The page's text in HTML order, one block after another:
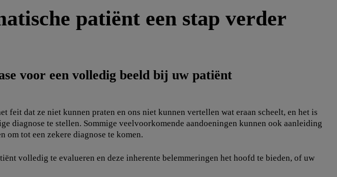
patiënt een stap verder
voor een volledig beeld bij uw patiënt
dat ze niet kunnen praten en ons niet kunnen vertellen wat eraan scheelt, en het is
diagnose te stellen. Sommige veelvoorkomende aandoeningen kunnen ook aanleiding
tot een zekere diagnose te komen.
volledig te evalueren en deze inherente belemmeringen het hoofd te bieden, of uw